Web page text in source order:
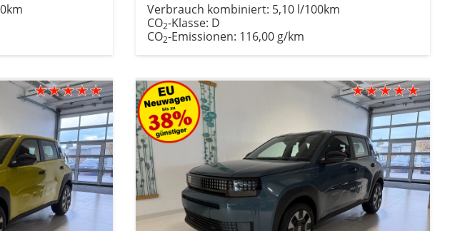
Verbrauch kombiniert: 5,10 l/100km
CO2-Klasse: D
CO2-Emissionen: 116,00 g/km